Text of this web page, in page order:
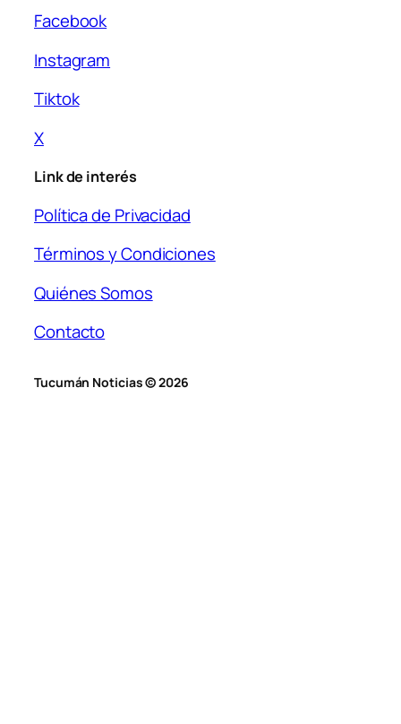
Facebook
Instagram
Tiktok
X
Link de interés
Política de Privacidad
Términos y Condiciones
Quiénes Somos
Contacto
Tucumán Noticias © 2026